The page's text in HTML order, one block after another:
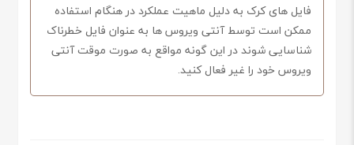
فایل های کرک به دلیل ماهیت عملکرد در هنگام استفاده
ممکن است توسط آنتی ویروس ها به عنوان فایل خطرناک
شناسایی شوند در این گونه مواقع به صورت موقت آنتی
ویروس خود را غیر فعال کنید.